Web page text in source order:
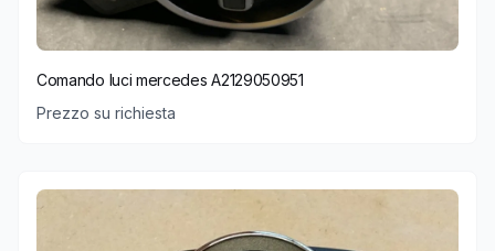
Comando luci mercedes A2129050951
Prezzo su richiesta